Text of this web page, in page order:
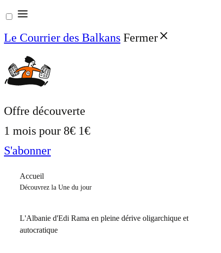
Aller
au
contenu
Le Courrier des Balkans Fermer
Offre découverte
1 mois pour 8€ 1€
S'abonner
Accueil
Découvrez la Une du jour
L'Albanie d'Edi Rama en pleine dérive oligarchique et
autocratique